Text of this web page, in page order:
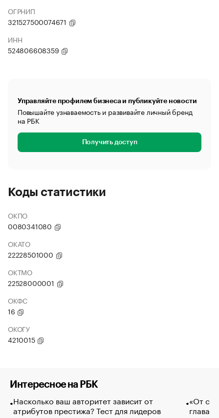
ОГРНИП
321527500074671
ИНН
524806608359
Управляйте профилем бизнеса и публикуйте новости
Повышайте узнаваемость и развивайте личный бренд
на РБК
Получить доступ
Коды статистики
ОКПО
0080341080
ОКАТО
22228501000
ОКТМО
22528000001
ОКФС
16
ОКОГУ
4210015
Интересное на РБК
Насколько ваш авторитет зависит от
атрибутов престижа? Тест для лидеров
«От
глава